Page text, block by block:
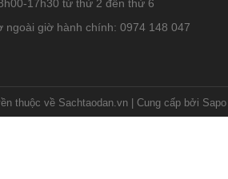
17h30 từ thứ 2 đến thứ 6
ngoài giờ hành chính: 0974 148 047
thuộc về Sachtaodan.vn Cung cấp bởi Sapo